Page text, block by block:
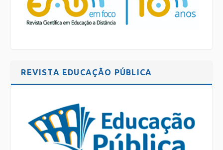
REVISTA EDUCAÇÃO PÚBLICA